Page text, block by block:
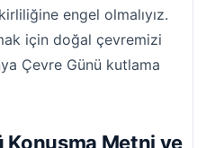
engel olmalıyız.
için doğal çevremizi
Çevre Günü kutlama
Konuşma Metni ve